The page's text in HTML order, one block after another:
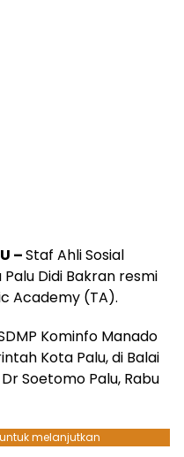
–Staf Ahli Sosial
Didi Bakran resmi
Academy (TA).
Kominfo Manado
Kota Palu, di Balai
Soetomo Palu, Rabu
melanjutkan